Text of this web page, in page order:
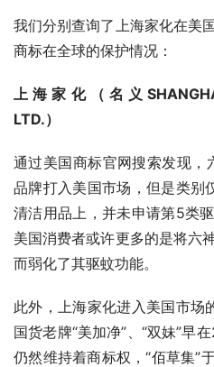
我们分别查询了上海家化在美
商标在全球的保护情况：
上海家化（名义
LTD.）
通过美国商标官网搜索发现
品牌打入美国市场，但是类别
清洁用品上，并未申请第5类
美国消费者或许更多的是将六
而弱化了其驱蚊功能。
此外，上海家化进入美国市场
国货老牌“美加净”、“双妹”早
仍然维持着商标权，“佰草集”